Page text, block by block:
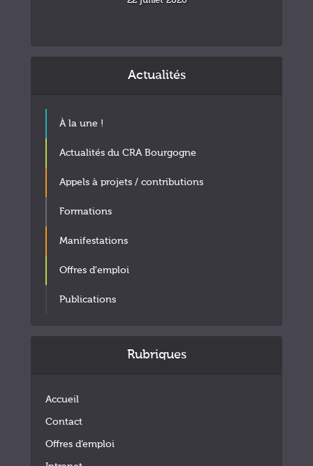
Actualités
À la une !
Actualités du CRA Bourgogne
Appels à projets / contributions
Formations
Manifestations
Offres d'emploi
Publications
Rubriques
Accueil
Contact
Offres d’emploi